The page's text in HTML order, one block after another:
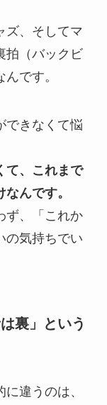
ズ、そしてマ
拍（バックビ
です。
できなくて悩
て、これまで
んです。
ず、「これか
の気持ちでい
裏」という
違うのは、